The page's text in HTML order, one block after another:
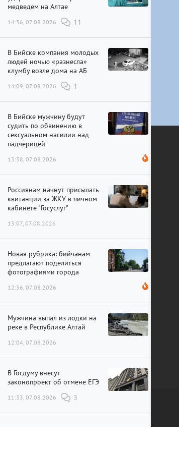
медведем на Алтае
14:36, 07.08.2026 11
В Бийске компания молодых
людей ночью «разнесла»
клумбу возле дома на АБ
14:09, 07.08.2026 1
В Бийске мужчину будут
судить по обвинению в
сексуальном насилии над
падчерицей
13:38, 07.08.2026
Россиянам начнут присылать
квитанции за ЖКУ в личном
кабинете "Госуслуг"
13:07, 07.08.2026
Новая рубрика: бийчанам
предлагают поделиться
фотографиями города
12:36, 07.08.2026
Мужчина выпал из лодки на
реке в Республике Алтай
12:04, 07.08.2026
В Госдуму внесут
законопроект об отмене ЕГЭ
11:33, 07.08.2026 3